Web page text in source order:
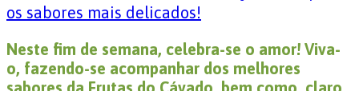
os sabores mais delicados!
Neste fim de semana, celebra-se o amor! Viva-
o, fazendo-se acompanhar dos melhores
sabores da Frutas do Cávado, bem como, claro,